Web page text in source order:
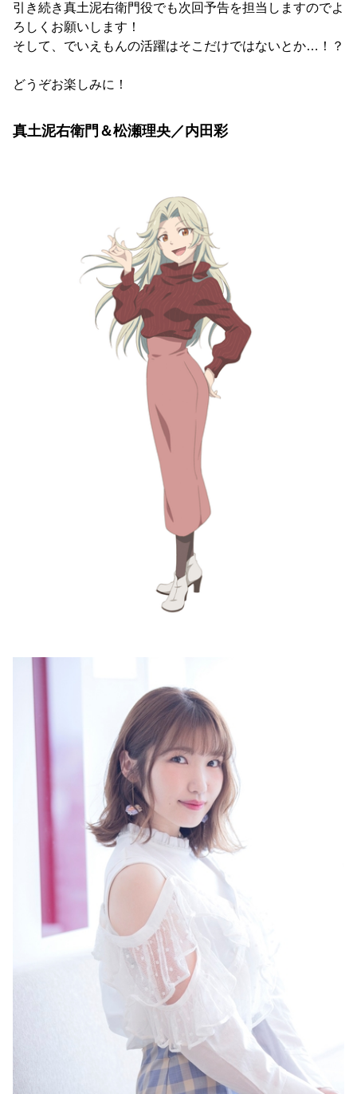
引き続き真土泥右衛門役でも次回予告を担当しますのでよ
ろしくお願いします！
そして、でいえもんの活躍はそこだけではないとか…！？
どうぞお楽しみに！
真土泥右衛門＆松瀬理央／内田彩